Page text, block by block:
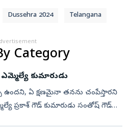
Dussehra 2024 Telangana
Category
ఎమ్మెల్యే కుమారుడు
ఉంద‌ని, ఏ క్ష‌ణ‌మైనా త‌న‌ను చంపేస్తార‌ని
ప్రకాశ్ గౌడ్ కుమారుడు సంతోష్ గౌడ్